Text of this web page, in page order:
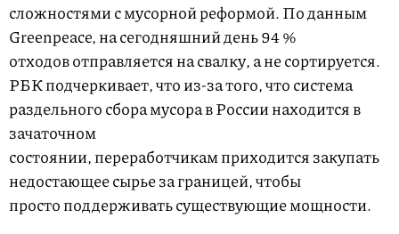
сложностями с мусорной реформой. По данным
Greenpeace, на сегодняшний день 94 %
отходов отправляется на свалку, а не сортируется.
РБК подчеркивает, что из-за того, что система
раздельного сбора мусора в России находится в
зачаточном
состоянии, переработчикам приходится закупать
недостающее сырье за границей, чтобы
просто поддерживать существующие мощности.